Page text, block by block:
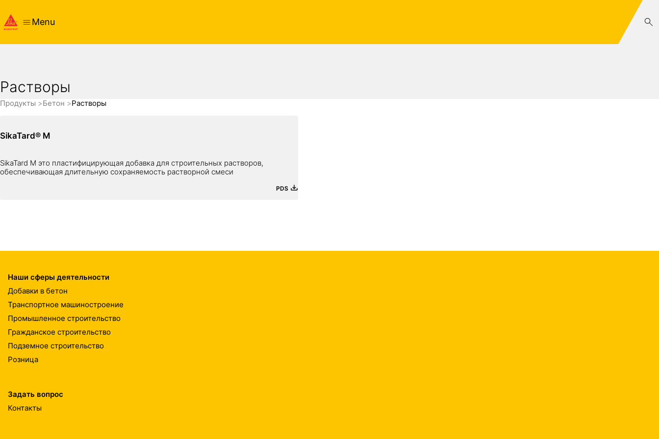
Menu
Растворы
Продукты Бетон Растворы
SikaTard® M
SikaTard M это пластифицирующая добавка для строительных растворов,
обеспечивающая длительную сохраняемость растворной смеси
PDS
Наши сферы деятельности
Добавки в бетон
Транспортное машиностроение
Промышленное строительство
Гражданское строительство
Подземное строительство
Розница
Задать вопрос
Контакты